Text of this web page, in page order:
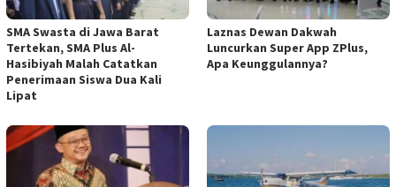
SMA Swasta di Jawa Barat
Tertekan, SMA Plus Al-
Hasibiyah Malah Catatkan
Penerimaan Siswa Dua Kali
Lipat
Laznas Dewan Dakwah
Luncurkan Super App ZPlus,
Apa Keunggulannya?